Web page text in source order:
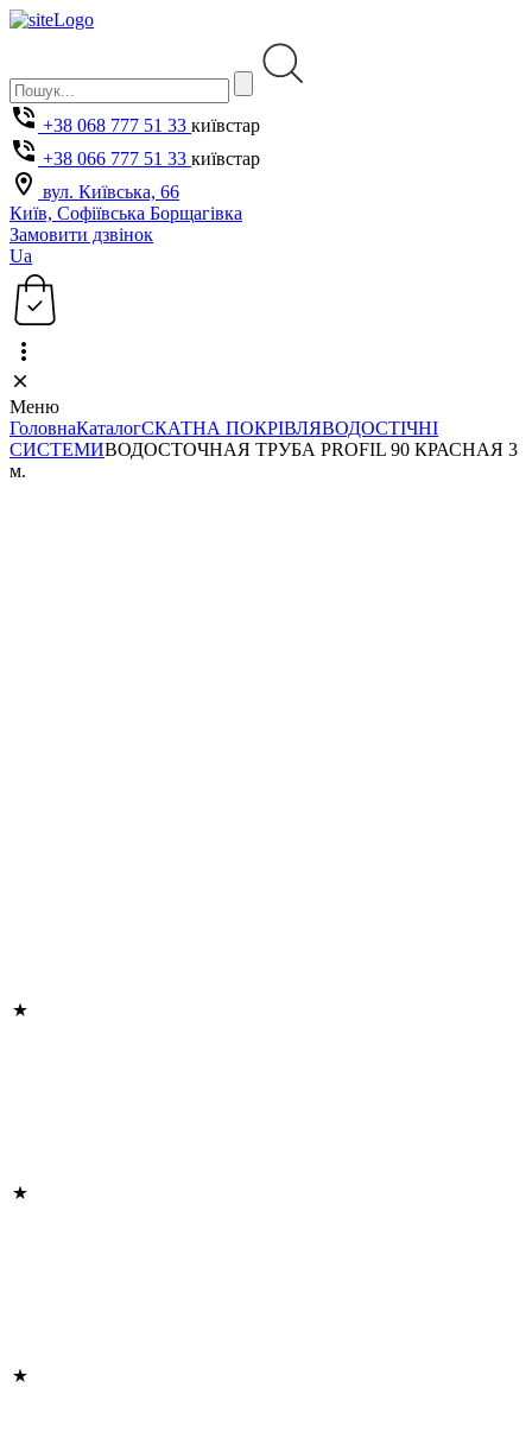
+38 068 777 51 33 київстар
+38 066 777 51 33 київстар
вул. Київська, 66
Київ, Софіївська Борщагівка
Замовити дзвінок
Ua
Меню
ГоловнаКаталогСКАТНА ПОКРІВЛЯВОДОСТІЧНІ
СИСТЕМИВОДОСТОЧНАЯ ТРУБА PROFIL 90 КРАСНАЯ 3
м.